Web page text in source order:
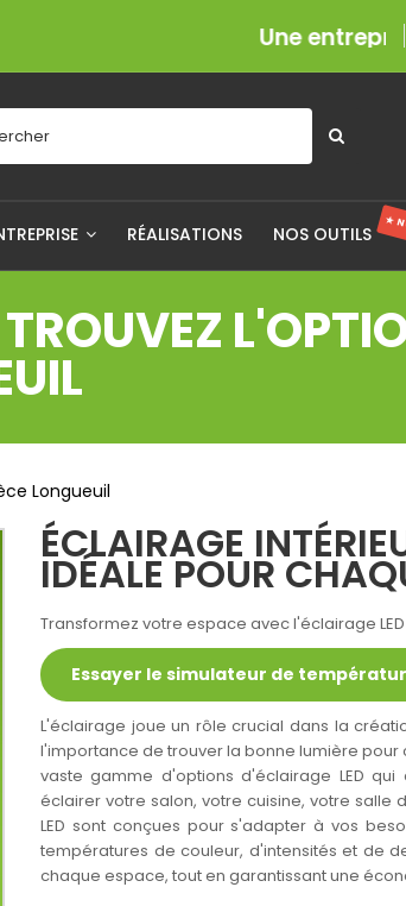
Une entreprise
RÉALISATIONS NOS OUTILS ★
Longueuil
ÉCLAIRAGE
IDÉALE POUR
Transformez votre espace avec l'éclairage
Essayer le simulateur de
L'éclairage joue un rôle crucial dans la
l'importance de trouver la bonne lumière
vaste gamme d'options d'éclairage LED
éclairer votre salon, votre cuisine, votre
LED sont conçues pour s'adapter à vos
températures de couleur, d'intensités et de
chaque espace, tout en garantissant une